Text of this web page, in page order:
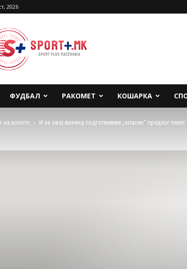
2026
ФУДБАЛ РАКОМЕТ КОШАРКА
на колото И за овој викенд подготвивме „опасен“ предлог-тикет